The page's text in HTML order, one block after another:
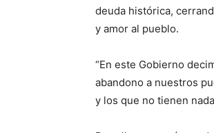
deuda histórica,
y amor al pueblo.
“En este Gobierno
abandono a nuestros
y los que no tienen